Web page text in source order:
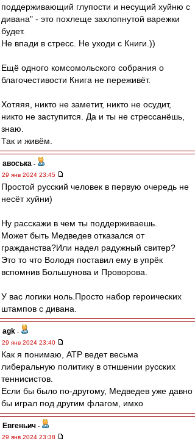
поддерживающий глупости и несущий хуйню с
дивана" - это похлеще захлопнутой варежки
будет.
Не впади в стресс. Не уходи с Книги.))
Ещё одного комсомольского собрания о
благочестивости Книга не переживёт.
Хотяяя, никто не заметит, никто не осудит,
никто не заступится. Да и ты не стрессанёшь,
знаю.
Так и живём.
авоська -
29 янв 2024 23:45
Простой русский человек в первую очередь не
несёт хуйни)
Ну расскажи в чем ты поддерживаешь.
Может быть Медведев отказался от
гражданства?Или надел радужный свитер?
Это то что Володя поставил ему в упрёк
вспомнив Большунова и Проворова.
У вас логики ноль.Просто набор героических
штампов с дивана.
agk -
29 янв 2024 23:40
Как я понимаю, ATP ведет весьма
либеральную политику в отншении русских
теннисистов.
Если бы было по-другому, Медведев уже давно
бы играл под другим флагом, имхо
Евгеньич -
29 янв 2024 23:38